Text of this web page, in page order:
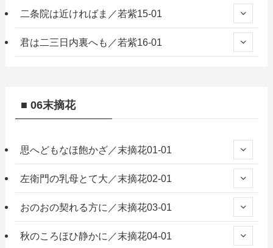
二条院は近ければま／若紫15-01
君は二三日内裏へも／若紫16-01
■ 06末摘花
思へどもなほ飽かざ／末摘花01-01
左衛門の乳母とて大／末摘花02-01
おのおの契れる方に／末摘花03-01
秋のころほひ静かに／末摘花04-01